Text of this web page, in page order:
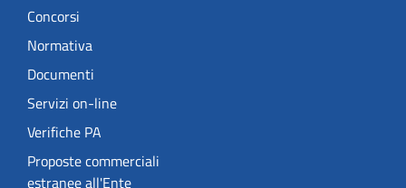
Concorsi
Normativa
Documenti
Servizi on-line
Verifiche PA
Proposte commerciali
estranee all'Ente